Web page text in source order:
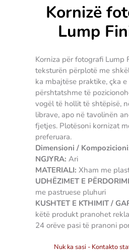
Kornizë
Lump
Korniza për fotografi Lump
teksturën përplotë me
ka mbajtëse praktike, çka
përshtatshme të
vogël të hollit të shtëpisë,
librave, apo në tavolinën
fjetjes. Plotësoni kornizat
preferuara.
Dimensioni /
NGJYRA: Ari
MATERIALI: Xham me
UDHËZIMET E
me pastruese pluhuri
KUSHTET E KTHIMIT /
këtë produkt pranohet
24 orëve pasi të pranoni
Nuk ka sasi - Kontakto